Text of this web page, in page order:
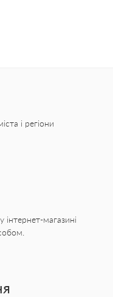
і регіони
магазині